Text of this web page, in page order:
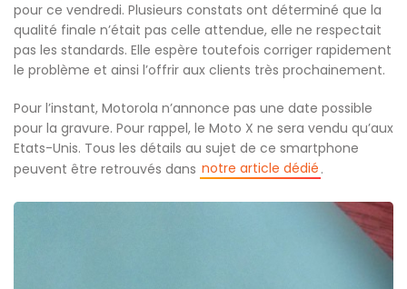
pour ce vendredi. Plusieurs constats ont déterminé que la
qualité finale n’était pas celle attendue, elle ne respectait
pas les standards. Elle espère toutefois corriger rapidement
le problème et ainsi l’offrir aux clients très prochainement.
Pour l’instant, Motorola n’annonce pas une date possible
pour la gravure. Pour rappel, le Moto X ne sera vendu qu’aux
Etats-Unis. Tous les détails au sujet de ce smartphone
peuvent être retrouvés dans notre article dédié .